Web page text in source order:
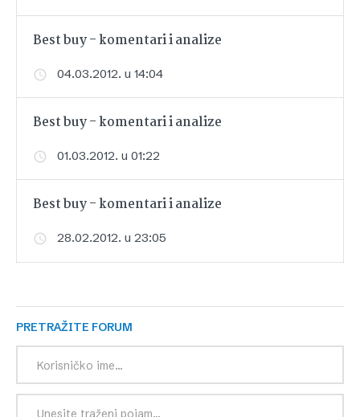
Best buy - komentari i analize
04.03.2012. u 14:04
Best buy - komentari i analize
01.03.2012. u 01:22
Best buy - komentari i analize
28.02.2012. u 23:05
PRETRAŽITE FORUM